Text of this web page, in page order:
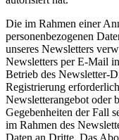
Die im Rahmen einer
personenbezogenen
unseres Newsletters
Newsletters per E-Mail
Betrieb des Newsletter-
Registrierung
Newsletterangebot oder
Gegebenheiten der Fall
im Rahmen des